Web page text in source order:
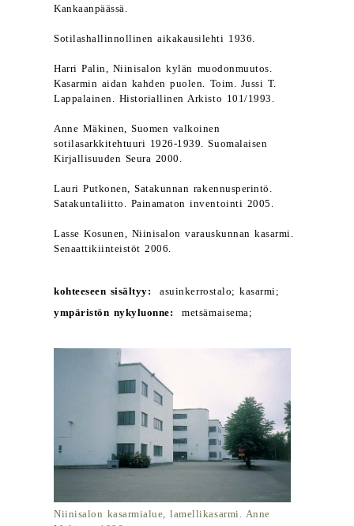
Kankaanpäässä.
Sotilashallinnollinen aikakausilehti 1936.
Harri Palin, Niinisalon kylän muodonmuutos.
Kasarmin aidan kahden puolen. Toim. Jussi T.
Lappalainen. Historiallinen Arkisto 101/1993.
Anne Mäkinen, Suomen valkoinen
sotilasarkkitehtuuri 1926-1939. Suomalaisen
Kirjallisuuden Seura 2000.
Lauri Putkonen, Satakunnan rakennusperintö.
Satakuntaliitto. Painamaton inventointi 2005.
Lasse Kosunen, Niinisalon varauskunnan kasarmi.
Senaattikiinteistöt 2006.
kohteeseen sisältyy: asuinkerrostalo; kasarmi;
ympäristön nykyluonne: metsämaisema;
Niinisalon kasarmialue, lamellikasarmi. Anne